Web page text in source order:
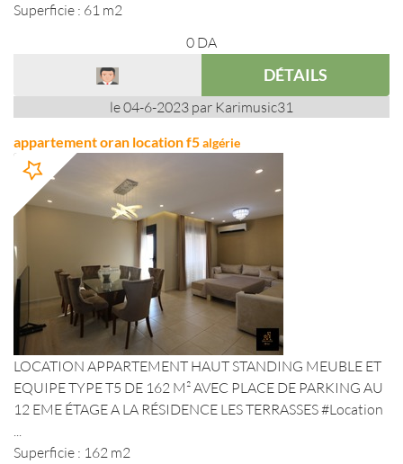
Superficie : 61 m2
0 DA
DÉTAILS
le 04-6-2023 par Karimusic31
appartement oran location f5algérie
LOCATION APPARTEMENT HAUT STANDING MEUBLE ET
EQUIPE TYPE T5 DE 162 M² AVEC PLACE DE PARKING AU
12 EME ÉTAGE A LA RÉSIDENCE LES TERRASSES #Location
...
Superficie : 162 m2